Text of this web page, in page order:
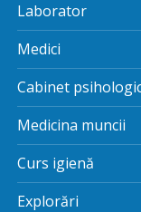
Laborator
Medici
Cabinet
Medicina muncii
Curs igienă
Explorări